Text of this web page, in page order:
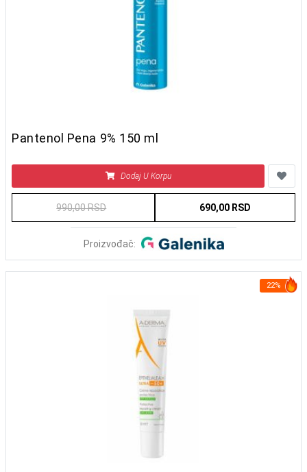
Pantenol Pena 9% 150 ml
Dodaj U Korpu
990,00 RSD 690,00 RSD
Proizvođač:
22%